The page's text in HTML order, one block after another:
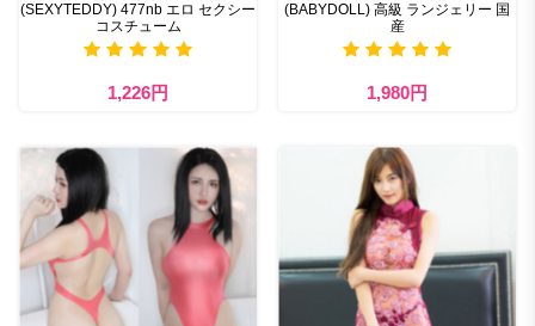
(SEXYTEDDY) 477nb エロ セクシー
コスチューム
1,226円
(BABYDOLL) 高級 ランジェリー 国
産
1,980円